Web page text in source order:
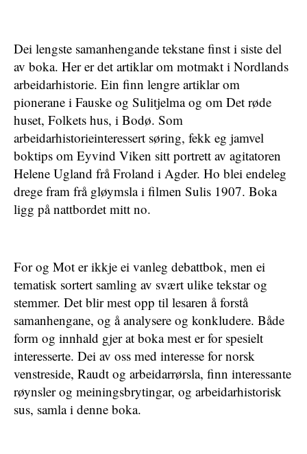
Dei lengste samanhengande tekstane finst i siste del
av boka. Her er det artiklar om motmakt i Nordlands
arbeidarhistorie. Ein finn lengre artiklar om
pionerane i Fauske og Sulitjelma og om Det røde
huset, Folkets hus, i Bodø. Som
arbeidarhistorieinteressert søring, fekk eg jamvel
boktips om Eyvind Viken sitt portrett av agitatoren
Helene Ugland frå Froland i Agder. Ho blei endeleg
drege fram frå gløymsla i filmen Sulis 1907. Boka
ligg på nattbordet mitt no.
For og Mot er ikkje ei vanleg debattbok, men ei
tematisk sortert samling av svært ulike tekstar og
stemmer. Det blir mest opp til lesaren å forstå
samanhengane, og å analysere og konkludere. Både
form og innhald gjer at boka mest er for spesielt
interesserte. Dei av oss med interesse for norsk
venstreside, Raudt og arbeidarrørsla, finn interessante
røynsler og meiningsbrytingar, og arbeidarhistorisk
sus, samla i denne boka.